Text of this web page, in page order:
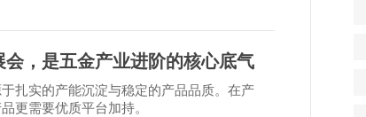
，是五金产业进阶的核心底气
扎实的产能沉淀与稳定的产品品质。在产
更需要优质平台加持。